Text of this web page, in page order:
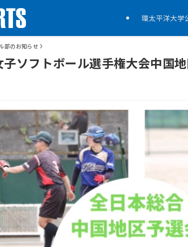
環太平洋大学
部のお知らせ
ソフトボール選手権大会中国